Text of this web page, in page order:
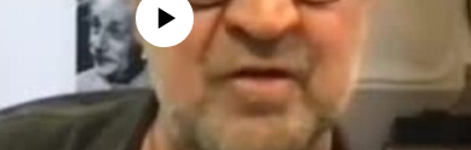
No media source currently available